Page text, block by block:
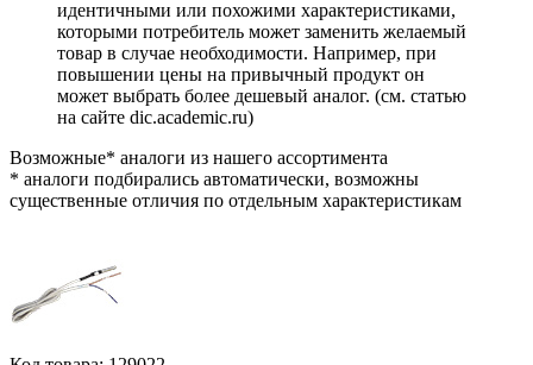
идентичными или похожими характеристиками,
которыми потребитель может заменить желаемый
товар в случае необходимости. Например, при
повышении цены на привычный продукт он
может выбрать более дешевый аналог. (см. статью
на сайте dic.academic.ru)
Возможные* аналоги из нашего ассортимента
* аналоги подбирались автоматически, возможны
существенные отличия по отдельным характеристикам